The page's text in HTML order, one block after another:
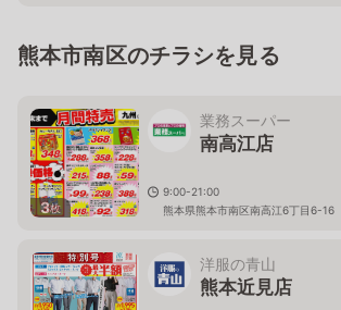
熊本市南区のチラシを見る
3枚
業務スーパー
南高江店
9:00-21:00
熊本県熊本市南区南高江6丁目6-16
洋服の青山
熊本近見店